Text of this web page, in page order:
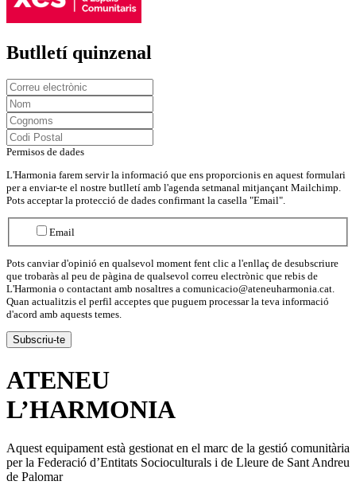
Butlletí quinzenal
Permisos de dades
L'Harmonia farem servir la informació que ens proporcionis en aquest formulari
per a enviar-te el nostre butlletí amb l'agenda setmanal mitjançant Mailchimp.
Pots acceptar la protecció de dades confirmant la casella "Email".
Email
Pots canviar d'opinió en qualsevol moment fent clic a l'enllaç de desubscriure
que trobaràs al peu de pàgina de qualsevol correu electrònic que rebis de
L'Harmonia o contactant amb nosaltres a comunicacio@ateneuharmonia.cat.
Quan actualitzis el perfil acceptes que puguem processar la teva informació
d'acord amb aquests temes.
ATENEU
L’HARMONIA
Aquest equipament està gestionat en el marc de la gestió comunitària
per la Federació d’Entitats Socioculturals i de Lleure de Sant Andreu
de Palomar